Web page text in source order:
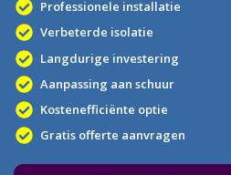
Professionele installatie
Verbeterde isolatie
Langdurige investering
Aanpassing aan schuur
Kostenefficiënte optie
Gratis offerte aanvragen